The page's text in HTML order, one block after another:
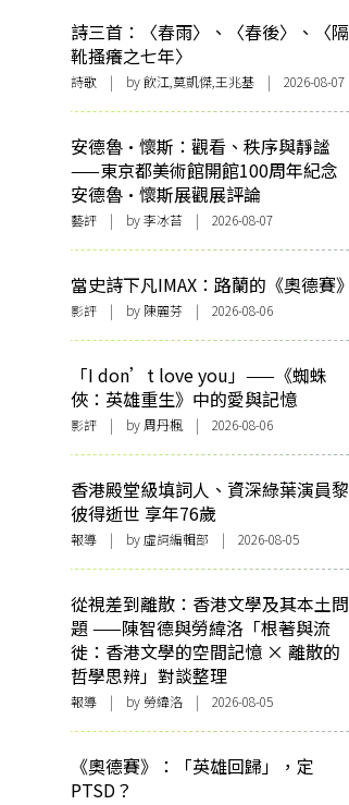
詩三首：〈春雨〉、〈春後〉、〈隔
靴搔癢之七年〉
詩歌 | by 飲江,莫凱傑,王兆基 | 2026-08-07
安德魯·懷斯：觀看、秩序與靜謐
——東京都美術館開館100周年紀念
安德魯·懷斯展觀展評論
藝評 | by 李冰苔 | 2026-08-07
當史詩下凡IMAX：路蘭的《奧德賽》
影評 | by 陳麗芬 | 2026-08-06
「I don’t love you」——《蜘蛛
俠：英雄重生》中的愛與記憶
影評 | by 周丹楓 | 2026-08-06
香港殿堂級填詞人、資深綠葉演員黎
彼得逝世 享年76歲
報導 | by 虛詞編輯部 | 2026-08-05
從視差到離散：香港文學及其本土問
題 ——陳智德與勞緯洛「根著與流
徙：香港文學的空間記憶 × 離散的
哲學思辨」對談整理
報導 | by 勞緯洛 | 2026-08-05
《奧德賽》：「英雄回歸」，定
PTSD？